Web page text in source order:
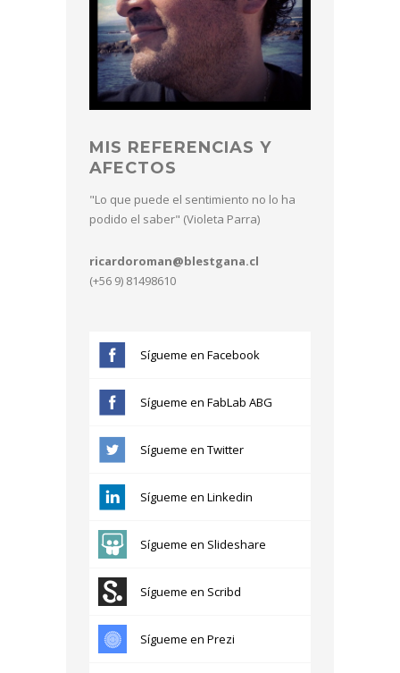
MIS REFERENCIAS Y
AFECTOS
"Lo que puede el sentimiento no lo ha
podido el saber" (Violeta Parra)
ricardoroman@blestgana.cl
(+56 9) 81498610
Sígueme en Facebook
Sígueme en FabLab ABG
Sígueme en Twitter
Sígueme en Linkedin
Sígueme en Slideshare
Sígueme en Scribd
Sígueme en Prezi